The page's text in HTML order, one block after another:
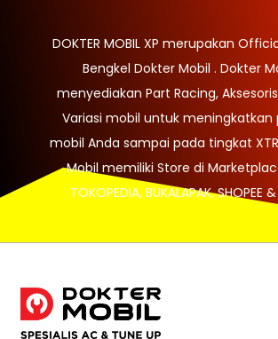
DOKTER MOBIL XP merupakan
Bengkel Dokter Mobil . Dokter
menyediakan Part Racing,
Variasi mobil untuk
mobil Anda sampai pada tingkat
Mobil memiliki Store di
TOKOPEDIA, BUKALAPAK, SHOPEE